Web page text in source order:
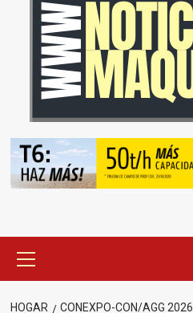
principal
HOGAR CONEXPO-CON/AGG 2026